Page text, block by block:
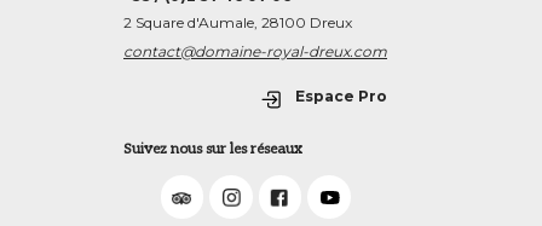
2 Square d'Aumale, 28100 Dreux
contact@domaine-royal-dreux.com
Espace Pro
Suivez nous sur les réseaux
TripAdvisorInstagramFacebook